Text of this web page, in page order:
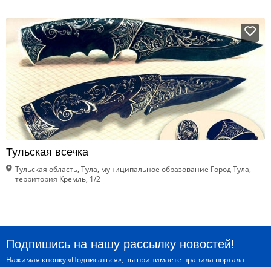
Тульская всечка
Тульская область, Тула, муниципальное образование Город Тула,
территория Кремль, 1/2
Подпишись на нашу рассылку новостей!
Нажимая кнопку «Подписаться», вы принимаете правила портала